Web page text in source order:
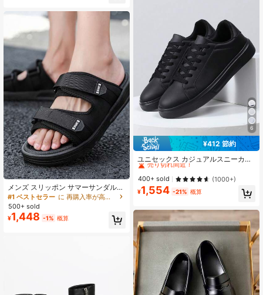
メンズ スリッポン サマーサンダル、
滑り止め 耐摩耗性 通気性 アウトド
ア スリッパ、ストラップ ファッショ
ン シンプル 厚手 ソフト ビーチサン
ダル
#1 ベストセラー
に 再購入率が高い アウトドアシューズ
500+ sold
¥1,448 -1% 概算
6
¥412 節約
ユニセックス カジュアルスニーカ
ー、サイズ36-45、レディースコン
フォートシューズ&メンズ軽量レース
アップフラットソフトボトムトレー
ナー、デイリー使いのローカットシ
#1 ベストセラー
スポーティー メンズスニーカー
売り切れ間近！
#1 ベストセラー
売り切れ間近！
#1 ベストセラー
売り切れ間近！
#1 ベストセラー
400+ sold (1000+)
¥1,554 -21% 概算